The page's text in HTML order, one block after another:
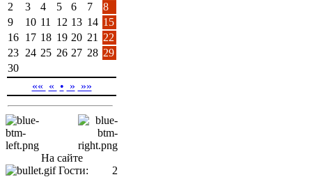
2
3 4 5 6 7
8
9
10 11 12 13 14 15
16 17 18 19 20 21
22
23 24 25 26 27 28 29
30
«« « • » »»
На сайте
Гости:
2